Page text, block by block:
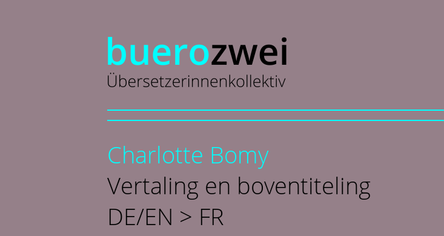
Charlotte Bomy
Vertaling en boventiteling
DE/EN > FR